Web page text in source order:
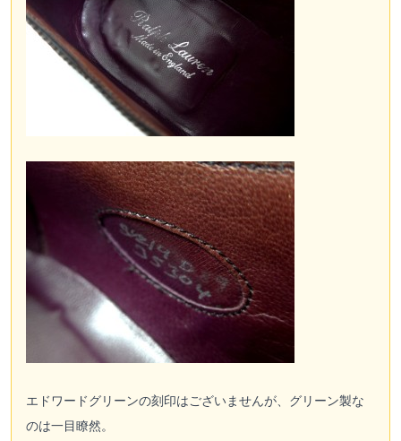
エドワードグリーンの刻印はございませんが、グリーン製な
のは一目瞭然。